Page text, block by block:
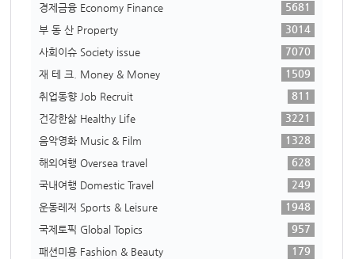
경제금융 Economy Finance
5681
부 동 산 Property
3014
사회이슈 Society issue
7070
재 테 크. Money & Money
1509
취업동향 Job Recruit
811
건강한삶 Healthy Life
3221
음악영화 Music & Film
1328
해외여행 Oversea travel
628
국내여행 Domestic Travel
249
운동레저 Sports & Leisure
1948
국제토픽 Global Topics
957
패션미용 Fashion & Beauty
179